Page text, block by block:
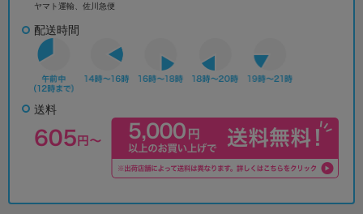
ヤマト運輸、佐川急便
配送時間
送料